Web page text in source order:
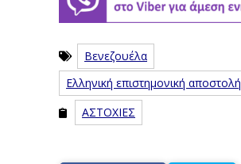
Βενεζουέλα
Ελληνική επιστημονική αποστολή
ΑΣΤΟΧΙΕΣ